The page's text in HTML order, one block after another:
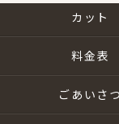
カット
料金表
ごあいさつ